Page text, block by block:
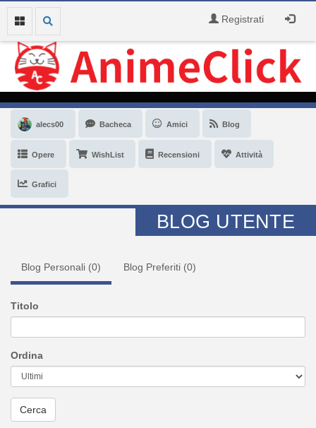
Registrati
alecs00 Bacheca Amici Blog
Opere WishList Recensioni Attività
Grafici
BLOG UTENTE
Blog Personali (0) Blog Preferiti (0)
Titolo
Ordina